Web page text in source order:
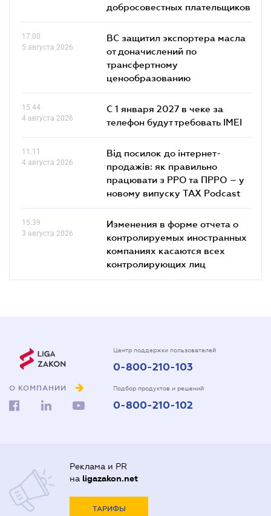
добросовестных плательщиков
17.00
5 августа 2026
ВС защитил экспортера масла
от доначислений по
трансфертному
ценообразованию
15.44
4 августа 2026
С 1 января 2027 в чеке за
телефон будут требовать IMEI
11.11
4 августа 2026
Від посилок до інтернет-
продажів: як правильно
працювати з РРО та ПРРО – у
новому випуску TAX Podcast
15.39
3 августа 2026
Изменения в форме отчета о
контролируемых иностранных
компаниях касаются всех
контролирующих лиц
О КОМПАНИИ
Центр поддержки пользователей
0-800-210-103
Подбор продуктов и решений
0-800-210-102
Реклама и PR
на ligazakon.net
ТАРИФЫ